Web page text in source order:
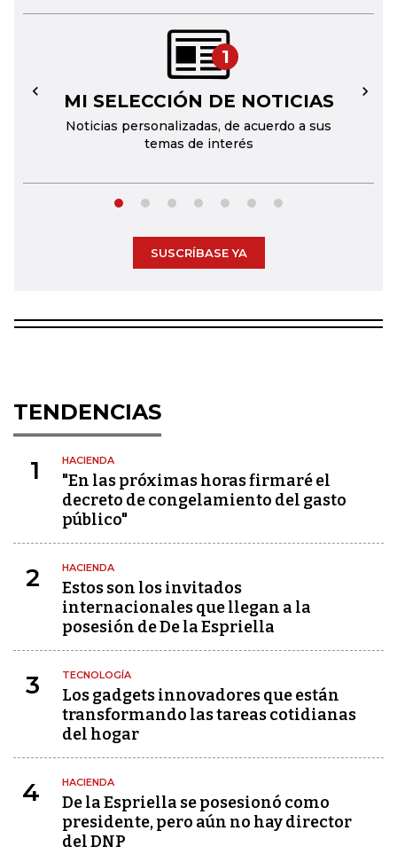
1
MI SELECCIÓN DE NOTICIAS
Noticias personalizadas, de acuerdo a sus
temas de interés
← →
SUSCRÍBASE YA
TENDENCIAS
1 HACIENDA
"En las próximas horas firmaré el
decreto de congelamiento del gasto
público"
2 HACIENDA
Estos son los invitados
internacionales que llegan a la
posesión de De la Espriella
3 TECNOLOGÍA
Los gadgets innovadores que están
transformando las tareas cotidianas
del hogar
4 HACIENDA
De la Espriella se posesionó como
presidente, pero aún no hay director
del DNP